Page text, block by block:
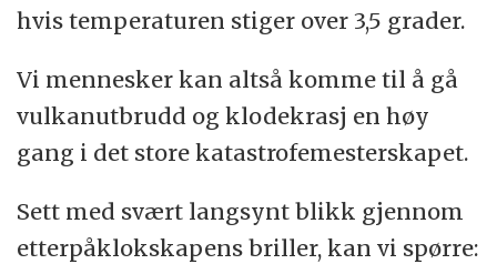
hvis temperaturen stiger over 3,5 grader.
Vi mennesker kan altså komme til å gå
vulkanutbrudd og klodekrasj en høy
gang i det store katastrofemesterskapet.
Sett med svært langsynt blikk gjennom
etterpåklokskapens briller, kan vi spørre: